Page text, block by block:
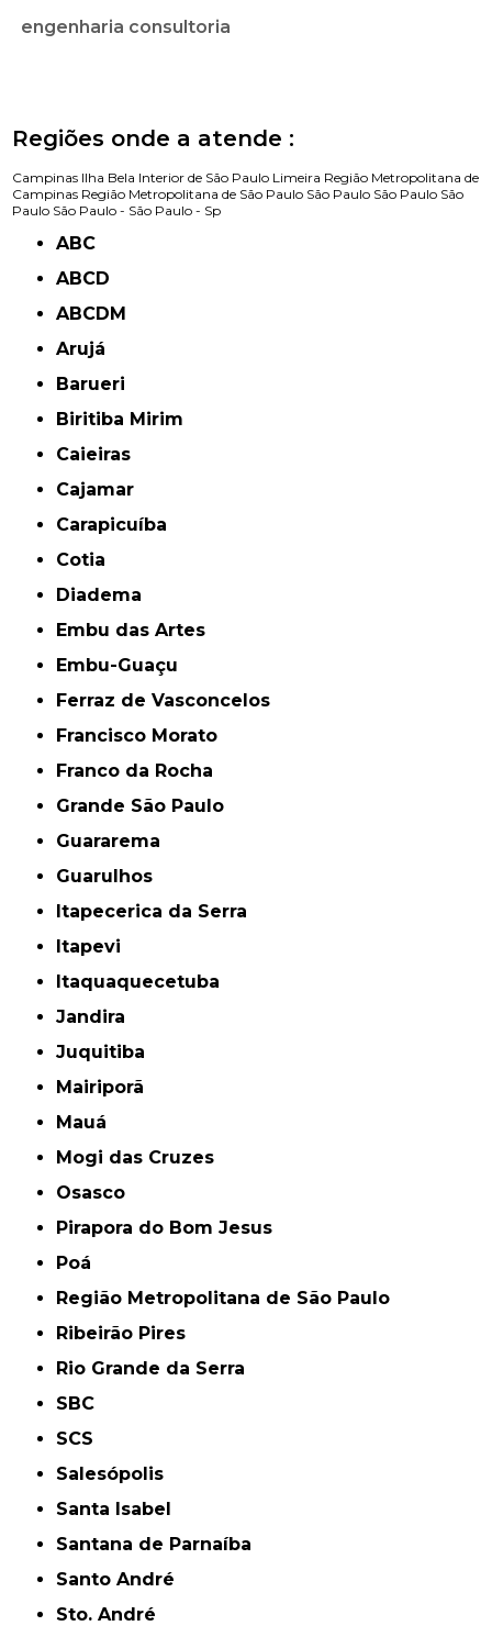
engenharia consultoria
Regiões onde a atende :
Campinas Ilha Bela Interior de São Paulo Limeira Região Metropolitana de
Campinas Região Metropolitana de São Paulo São Paulo São Paulo São
Paulo São Paulo - São Paulo - Sp
ABC
ABCD
ABCDM
Arujá
Barueri
Biritiba Mirim
Caieiras
Cajamar
Carapicuíba
Cotia
Diadema
Embu das Artes
Embu-Guaçu
Ferraz de Vasconcelos
Francisco Morato
Franco da Rocha
Grande São Paulo
Guararema
Guarulhos
Itapecerica da Serra
Itapevi
Itaquaquecetuba
Jandira
Juquitiba
Mairiporã
Mauá
Mogi das Cruzes
Osasco
Pirapora do Bom Jesus
Poá
Região Metropolitana de São Paulo
Ribeirão Pires
Rio Grande da Serra
SBC
SCS
Salesópolis
Santa Isabel
Santana de Parnaíba
Santo André
Sto. André